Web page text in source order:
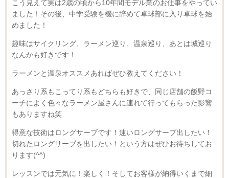
こう見えて実は2歳の頃から10年間モデル業のお仕事をやってい
ました！その後、中学受験を機に辞めて卓球部に入り卓球を始
めました！
趣味はサイクリング、ラーメン巡り、温泉巡り、あとは城巡り
なんかも好きです！
ラーメンと温泉オススメあればぜひ教えてください！
あっさり系もこってり系もどちらも好きで、同じ店舗の飯野コ
ーチによく色々なラーメン屋さんに連れて行ってもらった影響
もありますね笑
得意な技術はロングサーブです！速いロングサーブ出したい！
切れたロングサーブを出したい！という方はぜひお待ちしてお
ります(^^)
レッスンでは元気に！楽しく！そしてお客様が納得いくまで細